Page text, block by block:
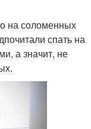
на соломенных
спать на
а значит, не